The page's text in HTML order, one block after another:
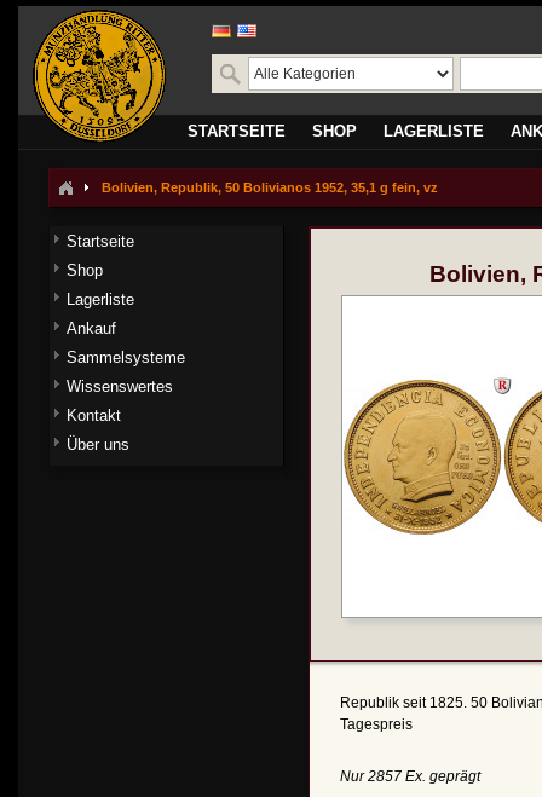
STARTSEITE SHOP LAGERLISTE
Bolivien, Republik, 50 Bolivianos 1952, 35,1 g fein, vz
Bolivien,
Republik seit 1825. 50
Tagespreis
Nur 2857 Ex. geprägt
Startseite
Shop
Lagerliste
Ankauf
Sammelsysteme
Wissenswertes
Kontakt
Über uns